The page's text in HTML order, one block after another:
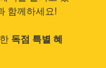
함께하세요!
독점 특별 혜